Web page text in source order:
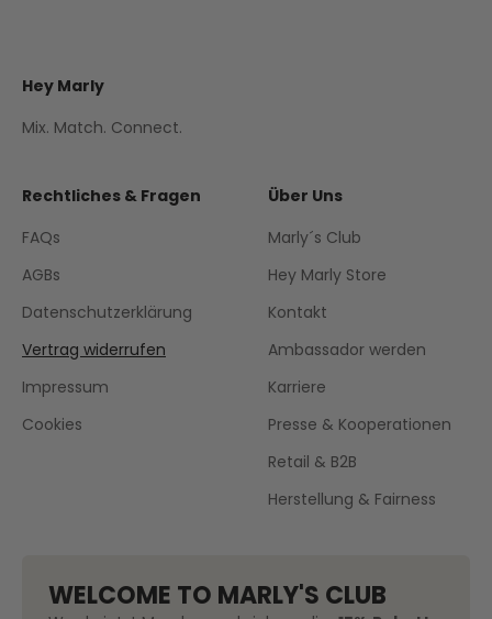
Hey Marly
Mix. Match. Connect.
Rechtliches & Fragen
FAQs
AGBs
Datenschutzerklärung
Vertrag widerrufen
Impressum
Cookies
Über Uns
Marly´s Club
Hey Marly Store
Kontakt
Ambassador werden
Karriere
Presse & Kooperationen
Retail & B2B
Herstellung & Fairness
WELCOME TO MARLY'S CLUB